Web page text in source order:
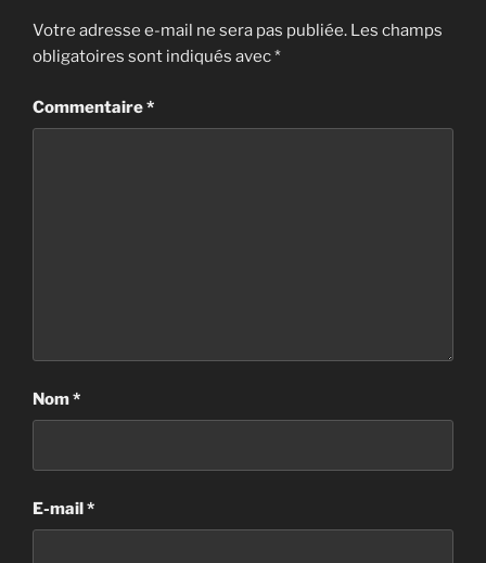
Votre adresse e-mail ne sera pas publiée. Les champs
obligatoires sont indiqués avec*
Commentaire*
Nom*
E-mail*